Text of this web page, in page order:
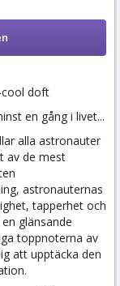
cool doft
en gång i livet...
alla astronauter
av de mest
astronauternas
tapperhet och
glänsande
toppnoterna av
att upptäcka den